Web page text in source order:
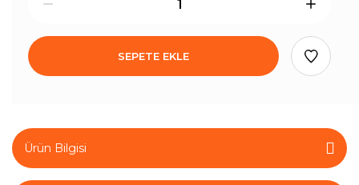
SEPETE EKLE
Ürün Bilgisi